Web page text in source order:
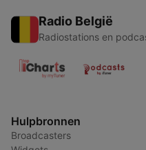
Radio België
Radiostations en
Hulpbronnen
Broadcasters